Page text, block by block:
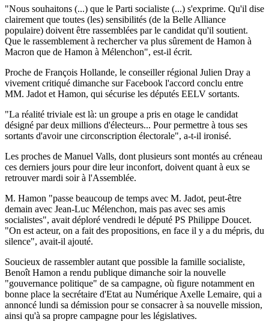
"Nous souhaitons (...) que le Parti socialiste (...) s'exprime. Qu'il dise
clairement que toutes (les) sensibilités (de la Belle Alliance
populaire) doivent être rassemblées par le candidat qu'il soutient.
Que le rassemblement à rechercher va plus sûrement de Hamon à
Macron que de Hamon à Mélenchon", est-il écrit.
Proche de François Hollande, le conseiller régional Julien Dray a
vivement critiqué dimanche sur Facebook l'accord conclu entre
MM. Jadot et Hamon, qui sécurise les députés EELV sortants.
"La réalité triviale est là: un groupe a pris en otage le candidat
désigné par deux millions d'électeurs... Pour permettre à tous ses
sortants d'avoir une circonscription électorale", a-t-il ironisé.
Les proches de Manuel Valls, dont plusieurs sont montés au créneau
ces derniers jours pour dire leur inconfort, doivent quant à eux se
retrouver mardi soir à l'Assemblée.
M. Hamon "passe beaucoup de temps avec M. Jadot, peut-être
demain avec Jean-Luc Mélenchon, mais pas avec ses amis
socialistes", avait déploré vendredi le député PS Philippe Doucet.
"On est acteur, on a fait des propositions, en face il y a du mépris, du
silence", avait-il ajouté.
Soucieux de rassembler autant que possible la famille socialiste,
Benoît Hamon a rendu publique dimanche soir la nouvelle
"gouvernance politique" de sa campagne, où figure notamment en
bonne place la secrétaire d'Etat au Numérique Axelle Lemaire, qui a
annoncé lundi sa démission pour se consacrer à sa nouvelle mission,
ainsi qu'à sa propre campagne pour les législatives.